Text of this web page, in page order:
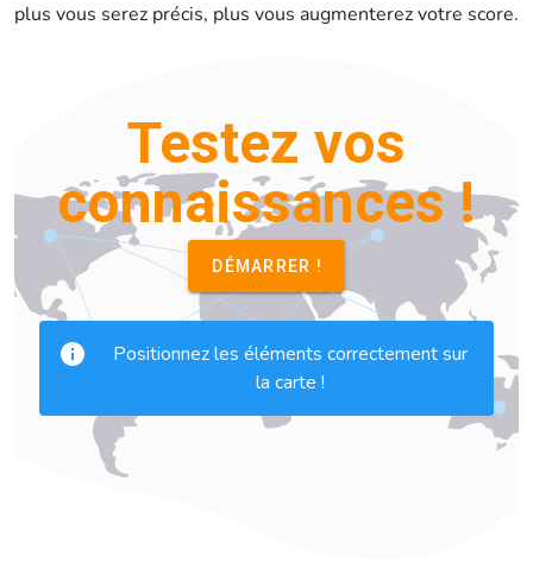
plus vous serez précis, plus vous augmenterez votre score.